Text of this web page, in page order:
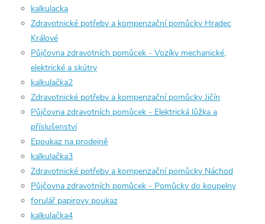
kalkulacka
Zdravotnické potřeby a kompenzační pomůcky Hradec
Králové
Půjčovna zdravotních pomůcek - Vozíky mechanické,
elektrické a skútry
kalkulačka2
Zdravotnické potřeby a kompenzační pomůcky Jičín
Půjčovna zdravotních pomůcek - Elektrická lůžka a
příslušenství
Epoukaz na prodejně
kalkulačka3
Zdravotnické potřeby a kompenzační pomůcky Náchod
Půjčovna zdravotních pomůcek - Pomůcky do koupelny
forulář papirovy poukaz
kalkulačka4